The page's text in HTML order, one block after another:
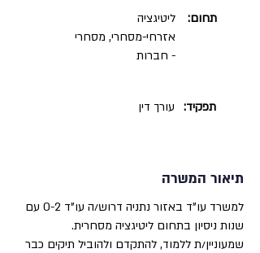
ליטיגציה
אזרחי-מסחרי, מסחרי
- חברות
תחום:
עורך דין תפקיד:
תיאור המשרה
למשרד עו"ד באזור נתניה דרוש/ה עו"ד 0-2 עם
שנות ניסיון בתחום ליטיגציה מסחרית.
שמעוניין/ת ללמוד, להתקדם ולהוביל תיקים כבר